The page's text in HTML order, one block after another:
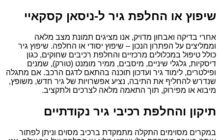
שיפוץ או החלפת גיר ל-ניסאן קסקאיי
אחרי בדיקה ואבחון מדויק, אנו מציגים תמונת מצב מלאה
וממליצים על הפתרון הנכון – שיפוץ יסודי או החלפה. שיפוץ גיר
כולל טיפול במכלולים מרכזיים והחלפת רכיבים שחוקים, כגון
דיסקיות, גלגלי שיניים, מיסבים, ממיר מומנט (טורק), שמנים
ופילטרים, לימוד גיר ועדכון תוכנה בהתאם לדגם הרכב. אם מתגלה
שנדרש להחליף את התיבה, נציע אפשרויות של גיר חדש, משופץ,
מיבוא או מפירוק, תוך התאמה מלאה לצרכים ולתקציב.
תיקון והחלפת רכיבי גיר נקודתיים
במקרים מסוימים התקלה מתמקדת ברכיב מסוים וניתן לפתור